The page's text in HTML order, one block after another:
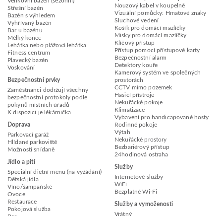
Střešní bazén
Bazén s výhledem
Vyhřívaný bazén
Bar u bazénu
Mělký konec
Lehátka nebo plážová lehátka
Fitness centrum
Plavecký bazén
Voskování
Bezpečnostní prvky
Zaměstnanci dodržují všechny
bezpečnostní protokoly podle
pokynů místních úřadů
K dispozici je lékárnička
Doprava
Parkovací garáž
Hlídané parkoviště
Možnosti snídaně
Jídlo a pití
Speciální dietní menu (na vyžádání)
Dětská jídla
Víno/šampaňské
Ovoce
Restaurace
Pokojová služba
Nouzový kabel v koupelně
Vizuální pomůcky: Hmatové znaky
Sluchové vedení
Košík pro domácí mazlíčky
Misky pro domácí mazlíčky
Klíčový přístup
Přístup pomocí přístupové karty
Bezpečnostní alarm
Detektory kouře
Kamerový systém ve společných
prostorách
CCTV mimo pozemek
Hasicí přístroje
Nekuřácké pokoje
Klimatizace
Vybavení pro handicapované hosty
Rodinné pokoje
Výtah
Nekuřácké prostory
Bezbariérový přístup
24hodinová ostraha
Služby
Internetové služby
WiFi
Bezplatné Wi-Fi
Služby a vymoženosti
Vrátný